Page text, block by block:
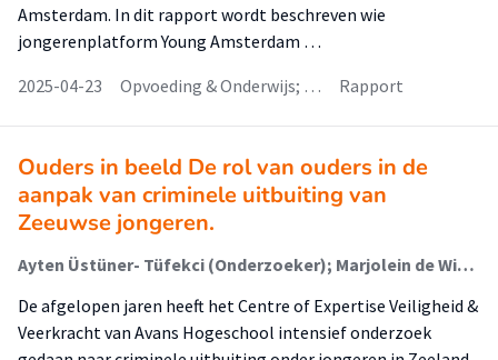
Amsterdam. In dit rapport wordt beschreven wie
jongerenplatform Young Amsterdam …
2025-04-23
Opvoeding & Onderwijs; … Rapport
Ouders in beeld De rol van ouders in de
aanpak van criminele uitbuiting van
Zeeuwse jongeren.
Ayten Üstüner- Tüfekci (Onderzoeker); Marjolein de Winter (Onderzoeker); Guillaume Beijers (Onderzoeker); Janine Janssen (Lector)
De afgelopen jaren heeft het Centre of Expertise Veiligheid &
Veerkracht van Avans Hogeschool intensief onderzoek